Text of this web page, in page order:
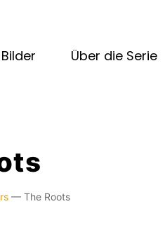
Bilder Über die Serie
— The Roots